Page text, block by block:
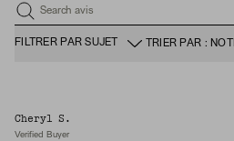
Search avis
FILTRER PAR SUJET TRIER PAR :
Cheryl S.
Verified Buyer